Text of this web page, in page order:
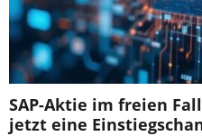
SAP-Aktie im freien
jetzt eine